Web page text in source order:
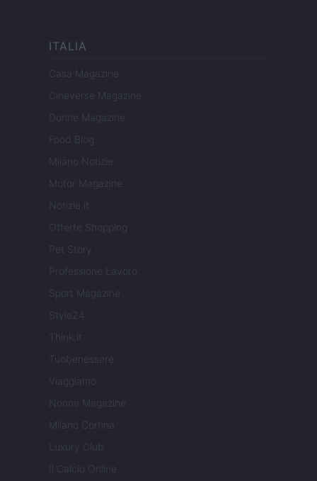
ITALIA
Casa Magazine
Cineverse Magazine
Donne Magazine
Food Blog
Milano Notizie
Motor Magazine
Notizie.it
Offerte Shopping
Pet Story
Professione Lavoro
Sport Magazine
Style24
Think.it
Tuobenessere
Viaggiamo
Nonne Magazine
Milano Cortina
Luxury Club
Il Calcio Online